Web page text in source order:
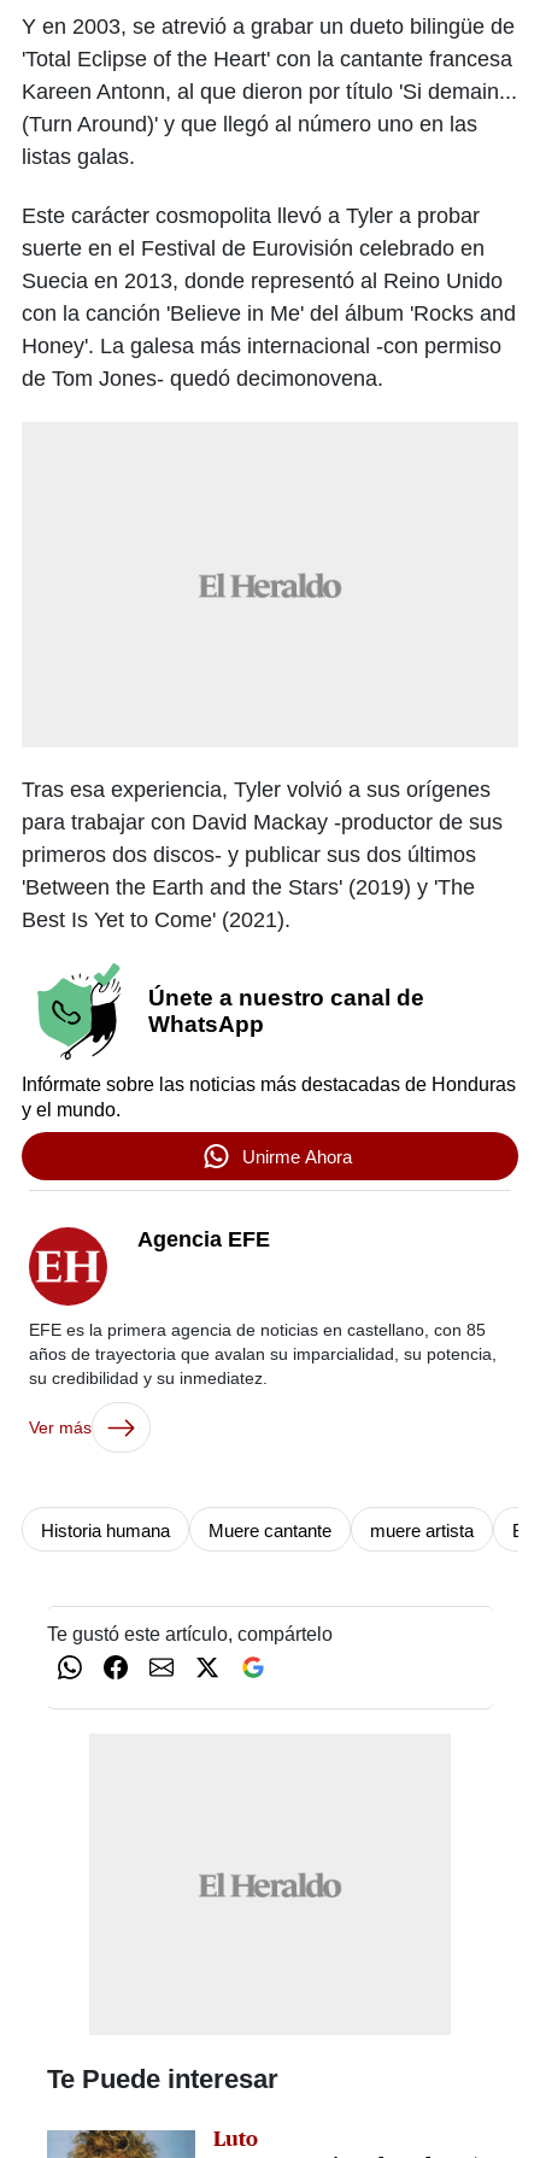
Y en 2003, se atrevió a grabar un dueto bilingüe de
'Total Eclipse of the Heart' con la cantante francesa
Kareen Antonn, al que dieron por título 'Si demain...
(Turn Around)' y que llegó al número uno en las
listas galas.
Este carácter cosmopolita llevó a Tyler a probar
suerte en el Festival de Eurovisión celebrado en
Suecia en 2013, donde representó al Reino Unido
con la canción 'Believe in Me' del álbum 'Rocks and
Honey'. La galesa más internacional -con permiso
de Tom Jones- quedó decimonovena.
Tras esa experiencia, Tyler volvió a sus orígenes
para trabajar con David Mackay -productor de sus
primeros dos discos- y publicar sus dos últimos
'Between the Earth and the Stars' (2019) y 'The
Best Is Yet to Come' (2021).
Únete a nuestro canal de
WhatsApp
Infórmate sobre las noticias más destacadas de Honduras
y el mundo.
Unirme Ahora
Agencia EFE
EFE es la primera agencia de noticias en castellano, con 85
años de trayectoria que avalan su imparcialidad, su potencia,
su credibilidad y su inmediatez.
Ver más
Historia humana Muere cantante muere artista
Te gustó este artículo, compártelo
Te Puede interesar
Luto